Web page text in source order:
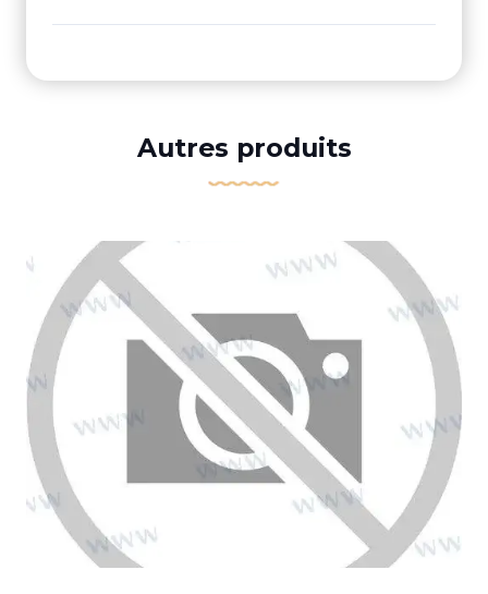
Autres produits